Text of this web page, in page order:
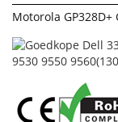
Motorola GP328D+